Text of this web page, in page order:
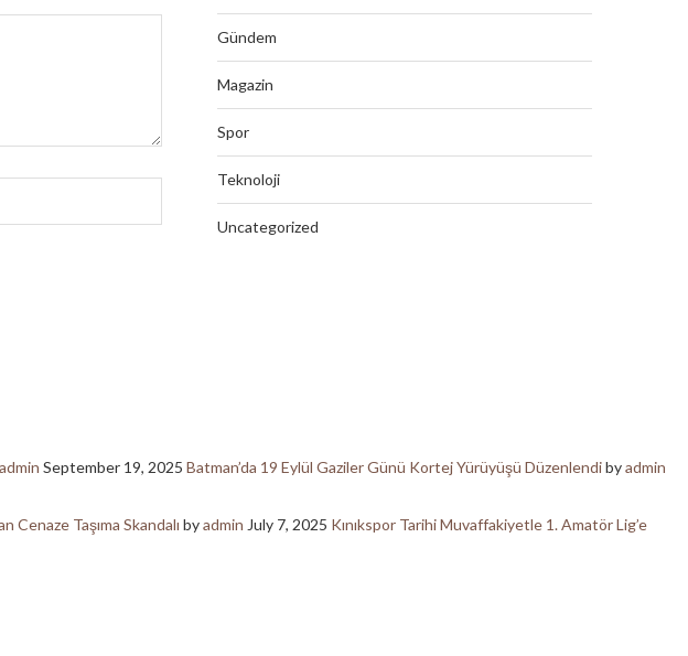
Gündem
Magazin
Spor
Teknoloji
Uncategorized
admin September 19, 2025 Batman’da 19 Eylül Gaziler Günü Kortej Yürüyüşü Düzenlendibyadmin
Cenaze Taşıma Skandalı byadmin July 7, 2025 Kınıkspor Tarihi Muvaffakiyetle 1. Amatör Lig’e